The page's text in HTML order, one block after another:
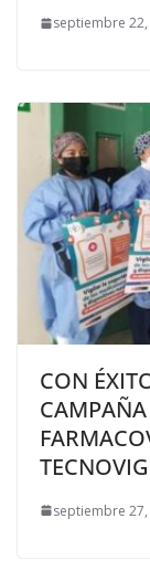
septiembre
CON
septiembre